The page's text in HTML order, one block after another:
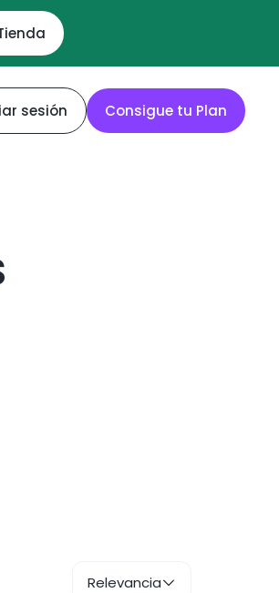
sesión Consigue tu Plan
Relevancia